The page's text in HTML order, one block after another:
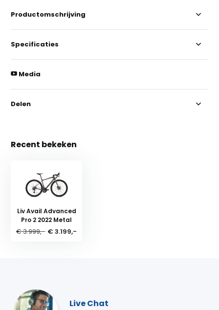
Productomschrijving
Specificaties
Media
Delen
Recent bekeken
Liv Avail Advanced
Pro 2 2022 Metal
€ 3.999,- € 3.199,-
Live Chat